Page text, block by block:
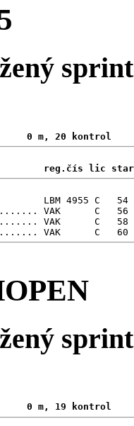
0 m, 20 kontrol
reg.čís lic
LBM 4955 C   54
VAK      C   56
VAK      C   58
0 m, 19 kontrol